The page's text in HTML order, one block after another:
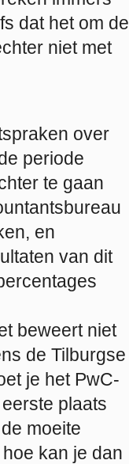
dat het om de
niet met
over
periode
te gaan
en
van dit
beweert niet
de Tilburgse
je het PwC-
plaats
moeite
kan je dan